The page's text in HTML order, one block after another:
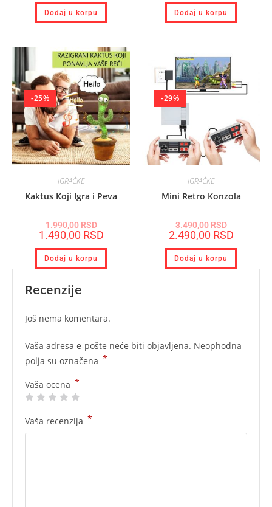
Dodaj u korpu Dodaj u korpu
-25%
IGRAČKE
Kaktus Koji Igra i Peva
1.990,00RSD
1.490,00 RSD
Dodaj u korpu
-29%
IGRAČKE
Mini Retro Konzola
3.490,00RSD
2.490,00 RSD
Dodaj u korpu
Recenzije
Još nema komentara.
Vaša adresa e-pošte neće biti objavljena. Neophodna
polja su označena *
Vaša ocena *
Vaša recenzija *